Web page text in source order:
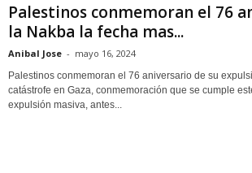
Palestinos conmemoran el 76
la Nakba la fecha mas...
Anibal Jose - mayo 16, 2024
Palestinos conmemoran el 76 aniversario de su
catástrofe en Gaza, conmemoración que se cumple
expulsión masiva, antes...